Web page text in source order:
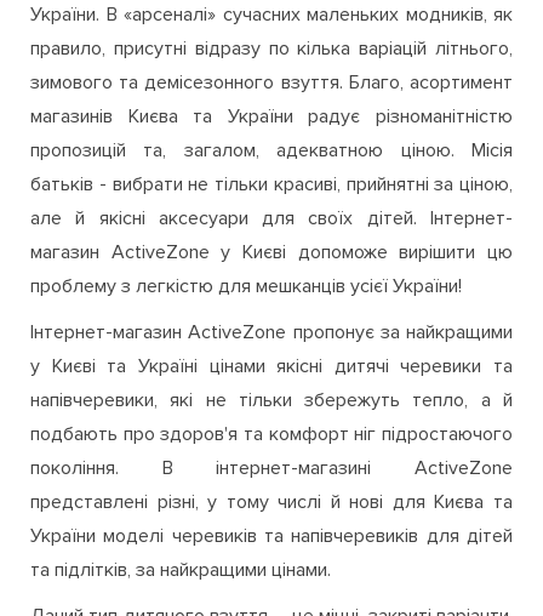
України. В «арсеналі» сучасних маленьких модників, як
правило, присутні відразу по кілька варіацій літнього,
зимового та демісезонного взуття. Благо, асортимент
магазинів Києва та України радує різноманітністю
пропозицій та, загалом, адекватною ціною. Місія
батьків - вибрати не тільки красиві, прийнятні за ціною,
але й якісні аксесуари для своїх дітей. Інтернет-
магазин ActiveZone у Києві допоможе вирішити цю
проблему з легкістю для мешканців усієї України!
Інтернет-магазин ActiveZone пропонує за найкращими
у Києві та Україні цінами якісні дитячі черевики та
напівчеревики, які не тільки збережуть тепло, а й
подбають про здоров'я та комфорт ніг підростаючого
покоління. В інтернет-магазині ActiveZone
представлені різні, у тому числі й нові для Києва та
України моделі черевиків та напівчеревиків для дітей
та підлітків, за найкращими цінами.